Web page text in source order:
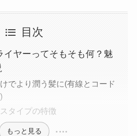
目次
イヤーってそもそも何？魅
でより潤う髪に(有線とコード
タイプの特徴
もっと見る